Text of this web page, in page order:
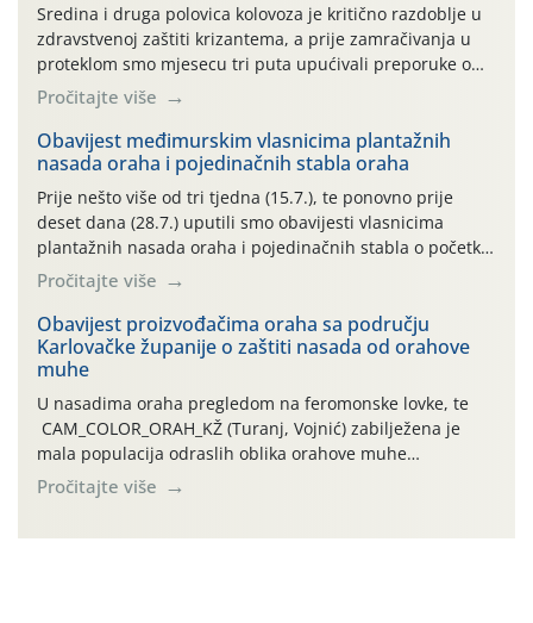
Sredina i druga polovica kolovoza je kritično razdoblje u
zdravstvenoj zaštiti krizantema, a prije zamračivanja u
proteklom smo mjesecu tri puta upućivali preporuke o
preventivnim mjerama zaštite krizantema od najčešćih
uzročnika bolesti, štetnika i fito-fagnih grinja (23.7., 14.7.,
06.7.)! Na početku ovog mjeseca je zabilježeno je
povijesno i ekstremno vruće meteorološko razdoblje, uz
najviše temperature […]
Pročitajte više
Obavijest međimurskim vlasnicima plantažnih
nasada oraha i pojedinačnih stabla oraha
Prije nešto više od tri tjedna (15.7.), te ponovno prije
deset dana (28.7.) uputili smo obavijesti vlasnicima
plantažnih nasada oraha i pojedinačnih stabla o početku
leta i ovogodišnjoj potrebi usmjerenog suzbijanja
orahove muhe (Rhagoletis completa)! Već dvanaest dana
traje drugi ovogodišnji “toplinski udar”, koji naročito
izražen zadnja šest dana (31.7.-05.8.), jer najviše
temperature zraka svakodnevno […]
Pročitajte više
Obavijest proizvođačima oraha sa području
Karlovačke županije o zaštiti nasada od orahove
muhe
U nasadima oraha pregledom na feromonske lovke, te
CAM_COLOR_ORAH_KŽ (Turanj, Vojnić) zabilježena je
mala populacija odraslih oblika orahove muhe
(Rhagoletis completa). Niska brojnost može se objasniti
činjenicom da je riječ o mladim nasadima s vrlo malim
Pročitajte više